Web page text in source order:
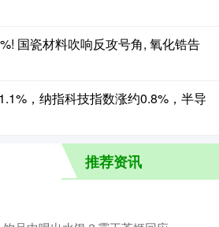
国瓷材料吹响反攻号角, 氧化锆告
，纳指科技指数涨约0.8%，半导
推荐资讯